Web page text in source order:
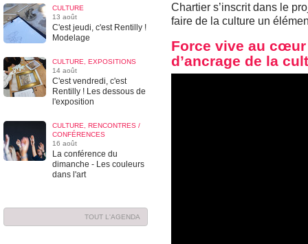
CULTURE
13 août
C'est jeudi, c'est Rentilly !
Modelage
CULTURE, EXPOSITIONS
14 août
C'est vendredi, c'est
Rentilly ! Les dessous de
l'exposition
CULTURE, RENCONTRES /
CONFÉRENCES
16 août
La conférence du
dimanche - Les couleurs
dans l'art
TOUT L'AGENDA
Chartier s’inscrit dans le
faire de la culture un
Force vive au
d’ancrage de la